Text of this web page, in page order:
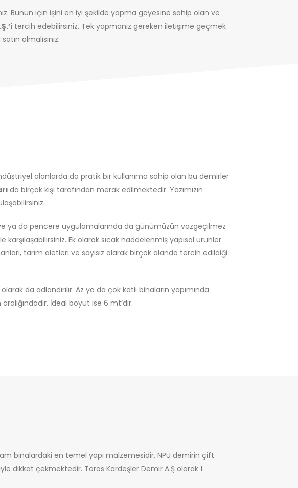
Bunun için işini en iyi şekilde yapma gayesine sahip olan ve
’i tercih edebilirsiniz. Tek yapmanız gereken iletişime geçmek
almalısınız.
alanlarda da pratik bir kullanıma sahip olan bu demirler
da birçok kişi tarafından merak edilmektedir. Yazımızın
ya da pencere uygulamalarında da günümüzün vazgeçilmez
Ek olarak sıcak haddelenmiş yapısal ürünler
tarım aletleri ve sayısız olarak birçok alanda tercih edildiği
da adlandırılır. Az ya da çok katlı binaların yapımında
İdeal boyut ise 6 mt’dir.
binalardaki en temel yapı malzemesidir. NPU demirin çift
dikkat çekmektedir. Toros Kardeşler Demir A.Ş olarak I